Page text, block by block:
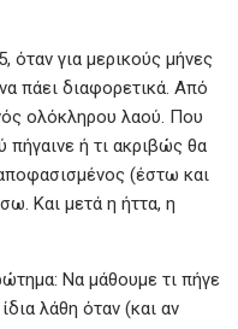
όταν για μερικούς μήνες
πάει διαφορετικά. Από
ολόκληρου λαού. Που
πήγαινε ή τι ακριβώς θα
(έστω και
Και μετά η ήττα, η
Να μάθουμε τι πήγε
λάθη όταν (και αν